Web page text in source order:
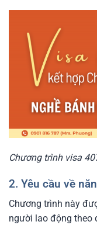
Chương trình visa
2. Yêu cầu về
Chương trình này
người lao động theo